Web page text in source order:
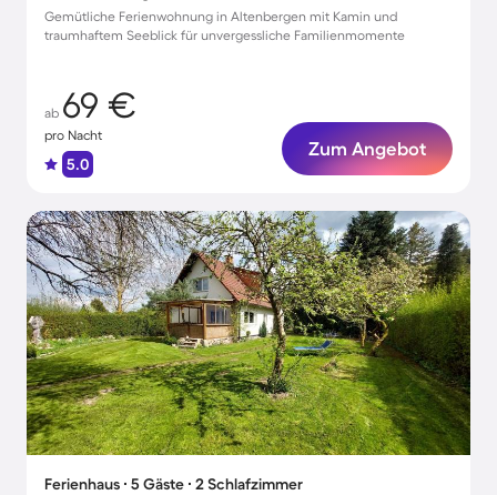
Gemütliche Ferienwohnung in Altenbergen mit Kamin und
traumhaftem Seeblick für unvergessliche Familienmomente
ab 69 €
pro Nacht
5.0
Zum Angebot
Ferienhaus ∙ 5 Gäste ∙ 2 Schlafzimmer